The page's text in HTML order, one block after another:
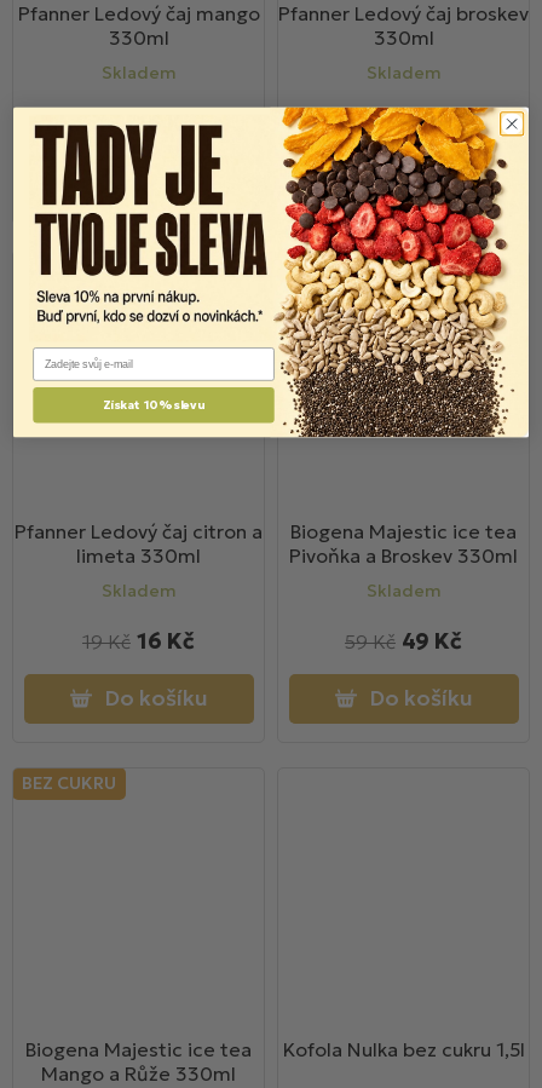
Pfanner Ledový čaj mango
330ml
Skladem
16 Kč
19 Kč
Do košíku
Pfanner Ledový čaj broskev
330ml
Skladem
16 Kč
19 Kč
Do košíku
Pfanner Ledový čaj citron a
limeta 330ml
Skladem
16 Kč
19 Kč
Do košíku
BEZ CUKRU
Biogena Majestic ice tea
Pivoňka a Broskev 330ml
Skladem
49 Kč
59 Kč
Do košíku
BEZ CUKRU
Biogena Majestic ice tea
Mango a Růže 330ml
Kofola Nulka bez cukru 1,5l
Email
Získat 10% slevu